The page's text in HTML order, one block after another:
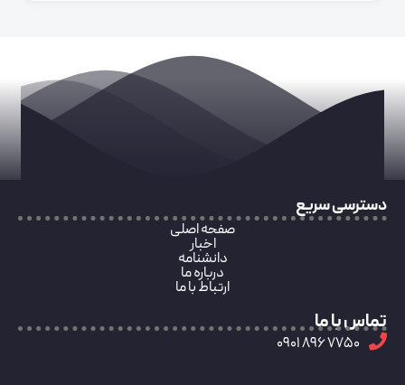
دسترسی سریع
صفحه اصلی
اخبار
دانشنامه
درباره ما
ارتباط با ما
تماس با ما
7750 896 0901